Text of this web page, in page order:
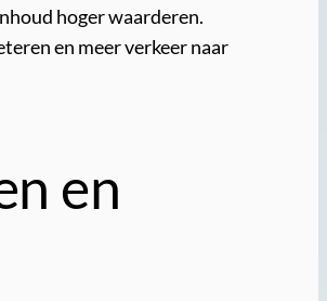
hoger waarderen.
en meer verkeer naar
en